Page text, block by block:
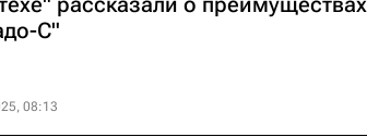
С"
08:13